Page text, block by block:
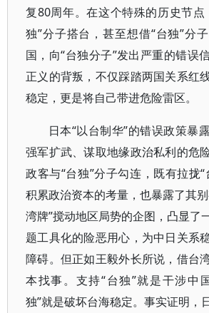
复80周年。在这个特殊的历史节点
独”分子搭台，甚至想借“台独”分
国，向“台独分子”发出严重的错误
正义的背叛，不仅踩踏两国关系红
稳定，更是将自己带进危险雷区。
日本“以台制华”的错误政策暴
强军扩武、谋取地缘政治私利的危
政客与“台独”分子勾连，既有拉拢
积累政治资本的考量，也暴露了其
湾牌”搅动地区局势的企图，凸显了
题工具化的险恶用心，为中日关系
障碍。但正如王毅外长所说，借台
本找事。支持“台独”就是干涉中
独”就是破坏台海稳定。事实证明，